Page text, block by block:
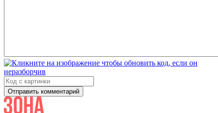
Отправить комментарий